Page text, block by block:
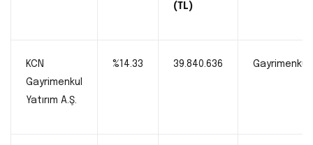
(TL)
KCN
Gayrimenkul
Yatırım A.Ş.
%14.33 39.840.636 Gayrimenkul